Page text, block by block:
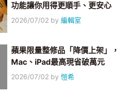
功能讓你用得更順手、更安心
2026/07/02 by編輯室
蘋果限量整修品「降價上架」，
Mac、iPad最高現省破萬元
2026/07/02 by愷希